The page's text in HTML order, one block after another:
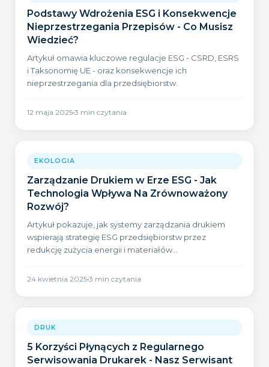
Podstawy Wdrożenia ESG i Konsekwencje
Nieprzestrzegania Przepisów - Co Musisz
Wiedzieć?
Artykuł omawia kluczowe regulacje ESG - CSRD, ESRS
i Taksonomię UE - oraz konsekwencje ich
nieprzestrzegania dla przedsiębiorstw.
12 maja 2025 3 min czytania
EKOLOGIA
Zarządzanie Drukiem w Erze ESG - Jak
Technologia Wpływa Na Zrównoważony
Rozwój?
Artykuł pokazuje, jak systemy zarządzania drukiem
wspierają strategię ESG przedsiębiorstw przez
redukcję zużycia energii i materiałów
24 kwietnia 2025 3 min czytania
DRUK
5 Korzyści Płynących z Regularnego
Serwisowania Drukarek - Nasz Serwisant